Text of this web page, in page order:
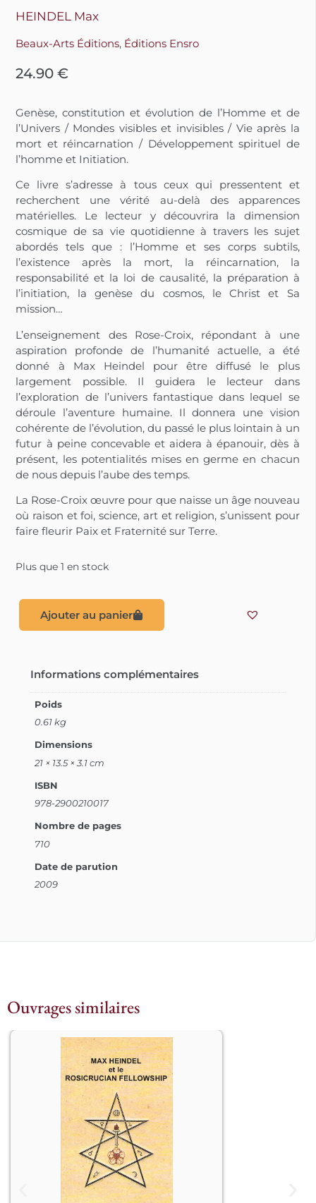
HEINDEL Max
Beaux-Arts Éditions, Éditions Ensro
24.90€
Genèse, constitution et évolution de l’Homme et de
l’Univers / Mondes visibles et invisibles / Vie après la
mort et réincarnation / Développement spirituel de
l’homme et Initiation.
Ce livre s’adresse à tous ceux qui pressentent et
recherchent une vérité au-delà des apparences
matérielles. Le lecteur y découvrira la dimension
cosmique de sa vie quotidienne à travers les sujet
abordés tels que : l’Homme et ses corps subtils,
l’existence après la mort, la réincarnation, la
responsabilité et la loi de causalité, la préparation à
l’initiation, la genèse du cosmos, le Christ et Sa
mission…
L’enseignement des Rose-Croix, répondant à une
aspiration profonde de l’humanité actuelle, a été
donné à Max Heindel pour être diffusé le plus
largement possible. Il guidera le lecteur dans
l’exploration de l’univers fantastique dans lequel se
déroule l’aventure humaine. Il donnera une vision
cohérente de l’évolution, du passé le plus lointain à un
futur à peine concevable et aidera à épanouir, dès à
présent, les potentialités mises en germe en chacun
de nous depuis l’aube des temps.
La Rose-Croix œuvre pour que naisse un âge nouveau
où raison et foi, science, art et religion, s’unissent pour
faire fleurir Paix et Fraternité sur Terre.
Plus que 1 en stock
Ajouter au panier
Informations complémentaires
Poids
0.61 kg
Dimensions
21 × 13.5 × 3.1 cm
ISBN
978-2900210017
Nombre de pages
710
Date de parution
2009
Ouvrages similaires
									Ger
Westenberg présente ici une
chronique documentée de ce qui a
précédé et suivi la désignation de Max
Heindel comme messager des Frères
Aînés de la Rose-Croix et fondateur, en
1909, du Rosicrucian Fellowship.
L’auteur évoque l’histoire lointaine de
l’Ordre Rose-Croix, incluant un
résumé de la Légende Maçonnique